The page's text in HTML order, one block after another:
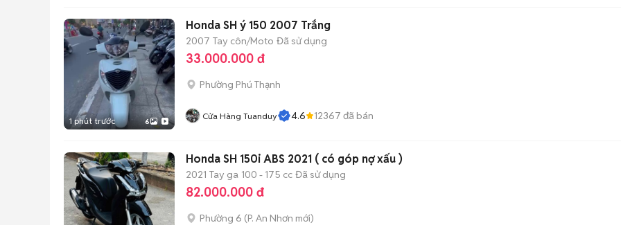
1 phút trước 6
Honda SH ý 150 2007 Trắng
2007 Tay côn/Moto Đã sử dụng
33.000.000 đ
Phường Phú Thạnh
Cửa Hàng Tuanduy 4.6 12367 đã bán
Honda SH 150i ABS 2021 ( có góp nợ xấu )
2021 Tay ga 100 - 175 cc Đã sử dụng
82.000.000 đ
Phường 6 (P. An Nhơn mới)